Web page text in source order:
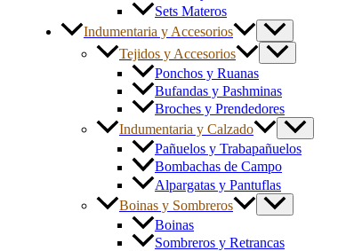
Sets Materos
Indumentaria y Accesorios
Tejidos y Accesorios
Ponchos y Ruanas
Bufandas y Pashminas
Broches y Prendedores
Indumentaria y Calzado
Pañuelos y Trabapañuelos
Bombachas de Campo
Alpargatas y Pantuflas
Boinas y Sombreros
Boinas
Sombreros y Retrancas